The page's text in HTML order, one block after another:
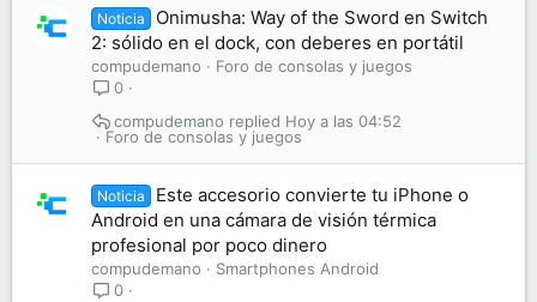
Noticia
Onimusha: Way of the Sword en Switch
2: sólido en el dock, con deberes en portátil
compudemano
Foro de consolas y juegos
0
Foro de consolas y juegos
Hoy a las 04:52
compudemano
Noticia
Este accesorio convierte tu iPhone o
Android en una cámara de visión térmica
profesional por poco dinero
compudemano
Smartphones Android
0